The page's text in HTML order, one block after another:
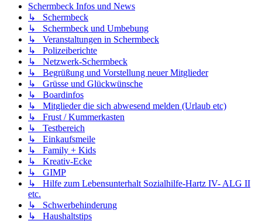
Schermbeck Infos und News
↳ Schermbeck
↳ Schermbeck und Umbebung
↳ Veranstaltungen in Schermbeck
↳ Polizeiberichte
↳ Netzwerk-Schermbeck
↳ Begrüßung und Vorstellung neuer Mitglieder
↳ Grüsse und Glückwünsche
↳ Boardinfos
↳ Mitglieder die sich abwesend melden (Urlaub etc)
↳ Frust / Kummerkasten
↳ Testbereich
↳ Einkaufsmeile
↳ Family + Kids
↳ Kreativ-Ecke
↳ GIMP
↳ Hilfe zum Lebensunterhalt Sozialhilfe-Hartz IV- ALG II
etc.
↳ Schwerbehinderung
↳ Haushaltstips